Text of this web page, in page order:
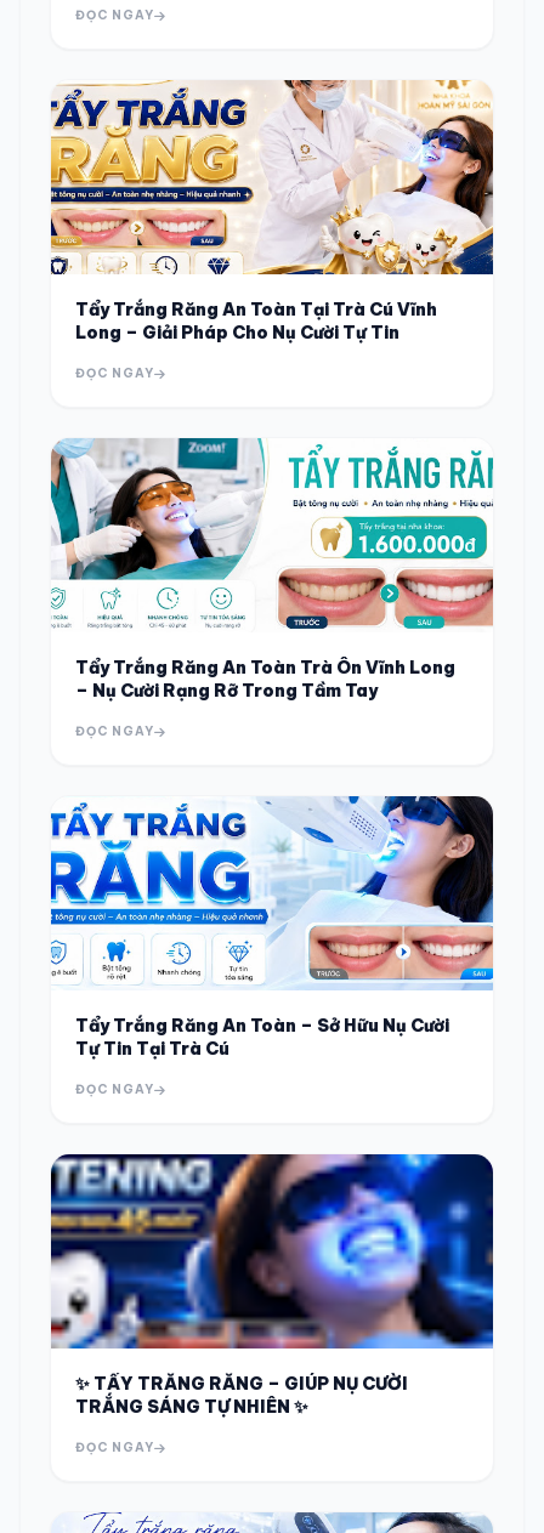
ĐỌC NGAY
Tẩy Trắng Răng An Toàn Tại Trà Cú Vĩnh
Long – Giải Pháp Cho Nụ Cười Tự Tin
ĐỌC NGAY
Tẩy Trắng Răng An Toàn Trà Ôn Vĩnh Long
– Nụ Cười Rạng Rỡ Trong Tầm Tay
ĐỌC NGAY
Tẩy Trắng Răng An Toàn – Sở Hữu Nụ Cười
Tự Tin Tại Trà Cú
ĐỌC NGAY
✨ TẨY TRẮNG RĂNG – GIÚP NỤ CƯỜI
TRẮNG SÁNG TỰ NHIÊN ✨
ĐỌC NGAY